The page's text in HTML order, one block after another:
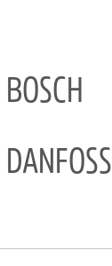
BOSCH
DANFOSS